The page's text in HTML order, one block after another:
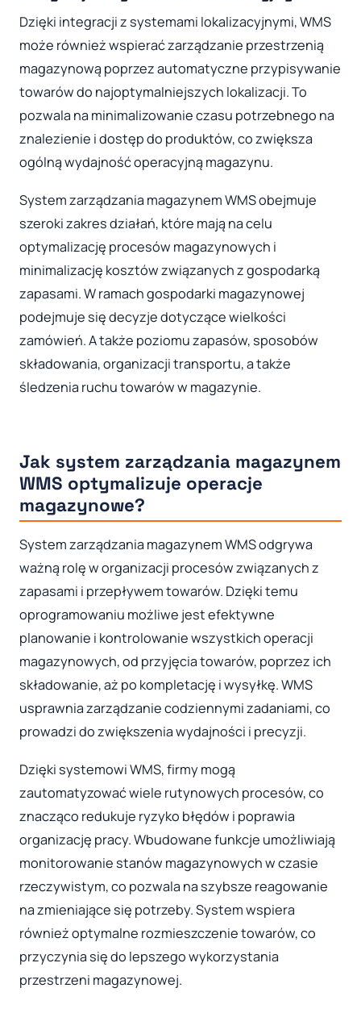
Dzięki integracji z systemami lokalizacyjnymi, WMS
może również wspierać zarządzanie przestrzenią
magazynową poprzez automatyczne przypisywanie
towarów do najoptymalniejszych lokalizacji. To
pozwala na minimalizowanie czasu potrzebnego na
znalezienie i dostęp do produktów, co zwiększa
ogólną wydajność operacyjną magazynu.
System zarządzania magazynem WMS obejmuje
szeroki zakres działań, które mają na celu
optymalizację procesów magazynowych i
minimalizację kosztów związanych z gospodarką
zapasami. W ramach gospodarki magazynowej
podejmuje się decyzje dotyczące wielkości
zamówień. A także poziomu zapasów, sposobów
składowania, organizacji transportu, a także
śledzenia ruchu towarów w magazynie.
Jak system zarządzania magazynem
WMS optymalizuje operacje
magazynowe?
System zarządzania magazynem WMS odgrywa
ważną rolę w organizacji procesów związanych z
zapasami i przepływem towarów. Dzięki temu
oprogramowaniu możliwe jest efektywne
planowanie i kontrolowanie wszystkich operacji
magazynowych, od przyjęcia towarów, poprzez ich
składowanie, aż po kompletację i wysyłkę. WMS
usprawnia zarządzanie codziennymi zadaniami, co
prowadzi do zwiększenia wydajności i precyzji.
Dzięki systemowi WMS, firmy mogą
zautomatyzować wiele rutynowych procesów, co
znacząco redukuje ryzyko błędów i poprawia
organizację pracy. Wbudowane funkcje umożliwiają
monitorowanie stanów magazynowych w czasie
rzeczywistym, co pozwala na szybsze reagowanie
na zmieniające się potrzeby. System wspiera
również optymalne rozmieszczenie towarów, co
przyczynia się do lepszego wykorzystania
przestrzeni magazynowej.